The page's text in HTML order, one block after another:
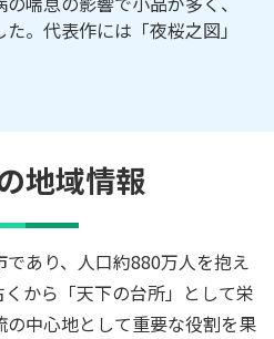
。代表作には「夜桜之図」
地域情報
あり、人口約880万人を抱え
から「天下の台所」として栄
中心地として重要な役割を果